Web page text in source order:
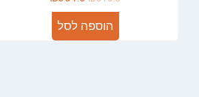
הוספה לסל